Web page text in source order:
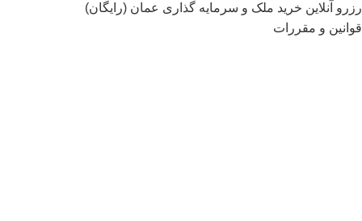
رزرو آنلاین خرید ملک و سرمایه گذاری عمان (رایگان)
قوانین و مقررات